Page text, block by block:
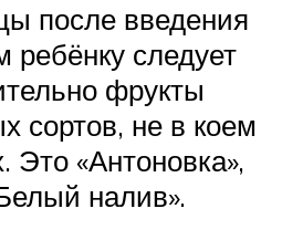
после введения
ребёнку следует
фрукты
сортов, не в коем
Это «Антоновка»,
налив».